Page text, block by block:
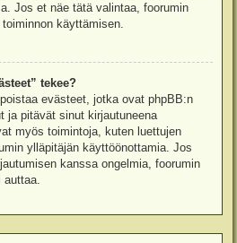
Jos et näe tätä valintaa, foorumin
käyttämisen.
tekee?
evästeet, jotka ovat phpBB:n
ja pitävät sinut kirjautuneena
myös toimintoja, kuten luettujen
ylläpitäjän käyttöönottamia. Jos
kanssa ongelmia, foorumin
auttaa.